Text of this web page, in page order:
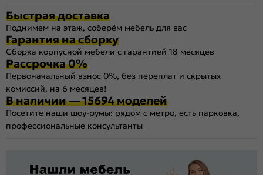
Быстрая доставка
Поднимем на этаж, соберём мебель для вас
Гарантия на сборку
Сборка корпусной мебели с гарантией 18 месяцев
Рассрочка 0%
Первоначальный взнос 0%, без переплат и скрытых
комиссий, на 6 месяцев!
В наличии — 15694 моделей
Посетите наши шоу-румы: рядом с метро, есть парковка,
профессиональные консультанты